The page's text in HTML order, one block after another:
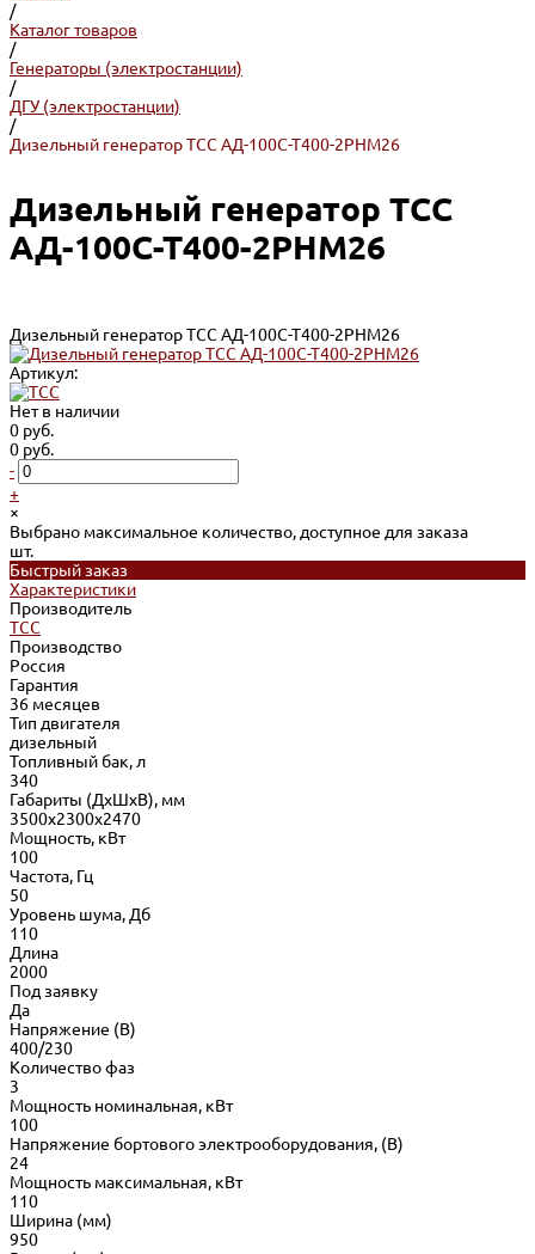
/
Каталог товаров
/
Генераторы (электростанции)
/
ДГУ (электростанции)
/
Дизельный генератор ТСС АД-100С-Т400-2РНМ26
Дизельный генератор ТСС
АД-100С-Т400-2РНМ26
Дизельный генератор ТСС АД-100С-Т400-2РНМ26
Артикул:
Нет в наличии
0 руб.
0 руб.
-
+
×
Выбрано максимальное количество, доступное для заказа
шт.
Быстрый заказ
Характеристики
Производитель
ТСС
Производство
Россия
Гарантия
36 месяцев
Тип двигателя
дизельный
Топливный бак, л
340
Габариты (ДхШхВ), мм
3500x2300x2470
Мощность, кВт
100
Частота, Гц
50
Уровень шума, Дб
110
Длина
2000
Под заявку
Да
Напряжение (В)
400/230
Количество фаз
3
Мощность номинальная, кВт
100
Напряжение бортового электрооборудования, (В)
24
Мощность максимальная, кВт
110
Ширина (мм)
950